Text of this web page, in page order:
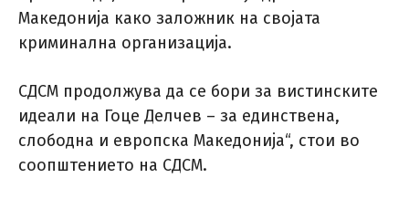
Македонија како заложник на својата
криминална организација.
СДСМ продолжува да се бори за вистинските
идеали на Гоце Делчев – за единствена,
слободна и европска Македонија“, стои во
соопштението на СДСМ.